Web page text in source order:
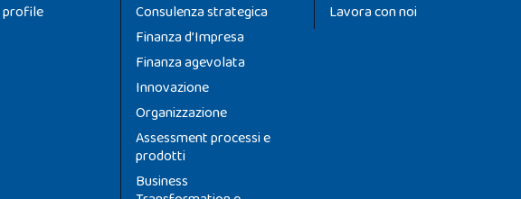
profile
Consulenza strategica
Finanza d’Impresa
Finanza agevolata
Innovazione
Organizzazione
Assessment processi e
prodotti
Business
Lavora con noi